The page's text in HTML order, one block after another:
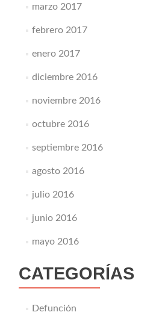
marzo 2017
febrero 2017
enero 2017
diciembre 2016
noviembre 2016
octubre 2016
septiembre 2016
agosto 2016
julio 2016
junio 2016
mayo 2016
CATEGORÍAS
Defunción